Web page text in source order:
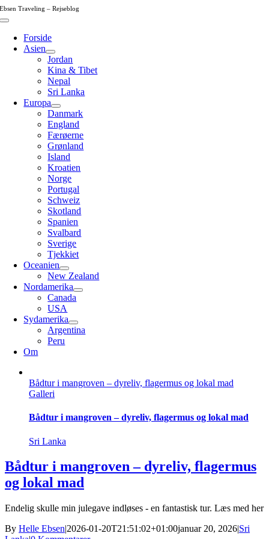
Skip
to
Ebsen Traveling – Rejseblog
Toggle
NavigationForside
Asien
Jordan
Kina & Tibet
Nepal
Sri Lanka
Europa
Danmark
England
Færøerne
Grønland
Island
Kroatien
Norge
Portugal
Schweiz
Skotland
Spanien
Svalbard
Sverige
Tjekkiet
Oceanien
New Zealand
Nordamerika
Canada
USA
Sydamerika
Argentina
Peru
Om
Bådtur i mangroven – dyreliv, flagermus og lokal mad
Galleri
Bådtur i mangroven – dyreliv, flagermus og lokal mad
Sri Lanka
Bådtur i mangroven – dyreliv, flagermus
og lokal mad
Endelig skulle min julegave indløses - en fantastisk tur. Læs med her
By Helle Ebsen|2026-01-20T21:51:02+01:00januar 20, 2026|Sri